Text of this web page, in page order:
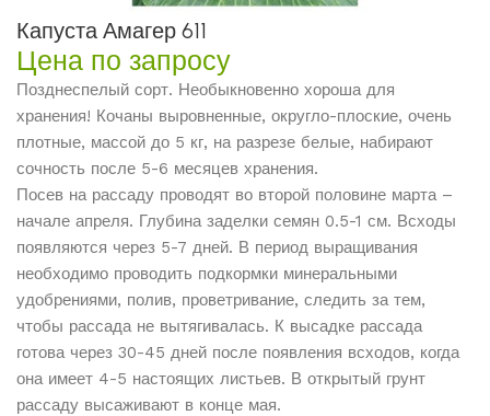
Капуста Амагер 611
Цена по запросу
Позднеспелый сорт. Необыкновенно хороша для
хранения! Кочаны выровненные, округло-плоские, очень
плотные, массой до 5 кг, на разрезе белые, набирают
сочность после 5-6 месяцев хранения.
Посев на рассаду проводят во второй половине марта –
начале апреля. Глубина заделки семян 0.5-1 см. Всходы
появляются через 5-7 дней. В период выращивания
необходимо проводить подкормки минеральными
удобрениями, полив, проветривание, следить за тем,
чтобы рассада не вытягивалась. К высадке рассада
готова через 30-45 дней после появления всходов, когда
она имеет 4-5 настоящих листьев. В открытый грунт
рассаду высаживают в конце мая.